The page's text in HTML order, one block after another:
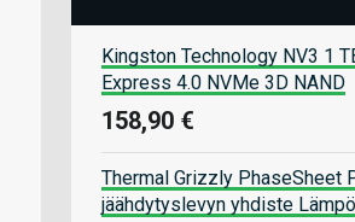
Kingston Technology NV3 1
Express 4.0 NVMe 3D NAND
158,90 €
Thermal Grizzly PhaseSheet
jäähdytyslevyn yhdiste